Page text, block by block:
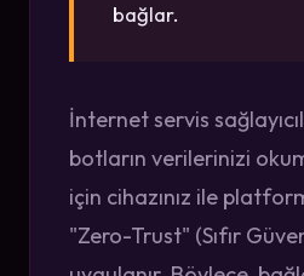
bağlar.
İnternet servis
botların verilerinizi
için cihazınız ile
"Zero-Trust" (Sıfır